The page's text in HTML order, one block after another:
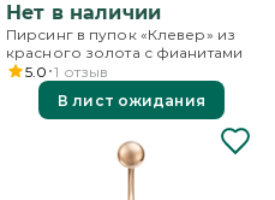
Нет в наличии
Пирсинг в пупок «Клевер» из
красного золота с фианитами
5.0 1 отзыв
В лист ожидания